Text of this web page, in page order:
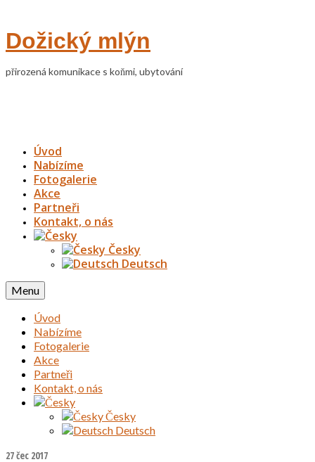
Dožický mlýn
přirozená komunikace s koňmi, ubytování
Úvod
Nabízíme
Fotogalerie
Akce
Partneři
Kontakt, o nás
Česky
Deutsch
Menu
Úvod
Nabízíme
Fotogalerie
Akce
Partneři
Kontakt, o nás
Česky
Deutsch
27čec 2017